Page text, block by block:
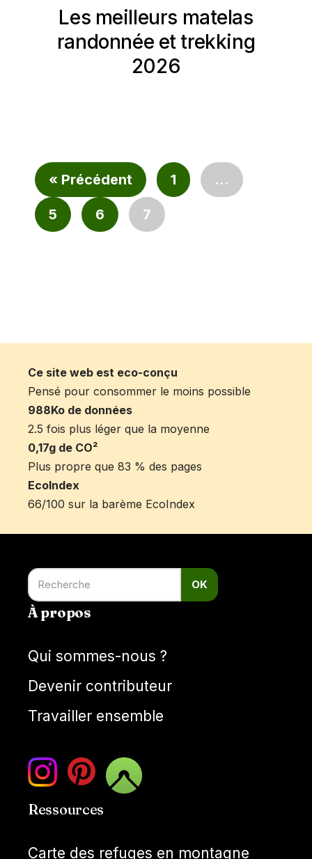
Les meilleurs matelas
randonnée et trekking
2026
« Précédent 1 …
5 6 7
Ce site web est eco-conçu
Pensé pour consommer le moins possible
988Ko de données
2.5 fois plus léger que la moyenne
0,17g de CO²
Plus propre que 83 % des pages
EcoIndex
66/100 sur la barème EcoIndex
OK
À propos
Qui sommes-nous ?
Devenir contributeur
Travailler ensemble
Ressources
Carte des refuges en montagne